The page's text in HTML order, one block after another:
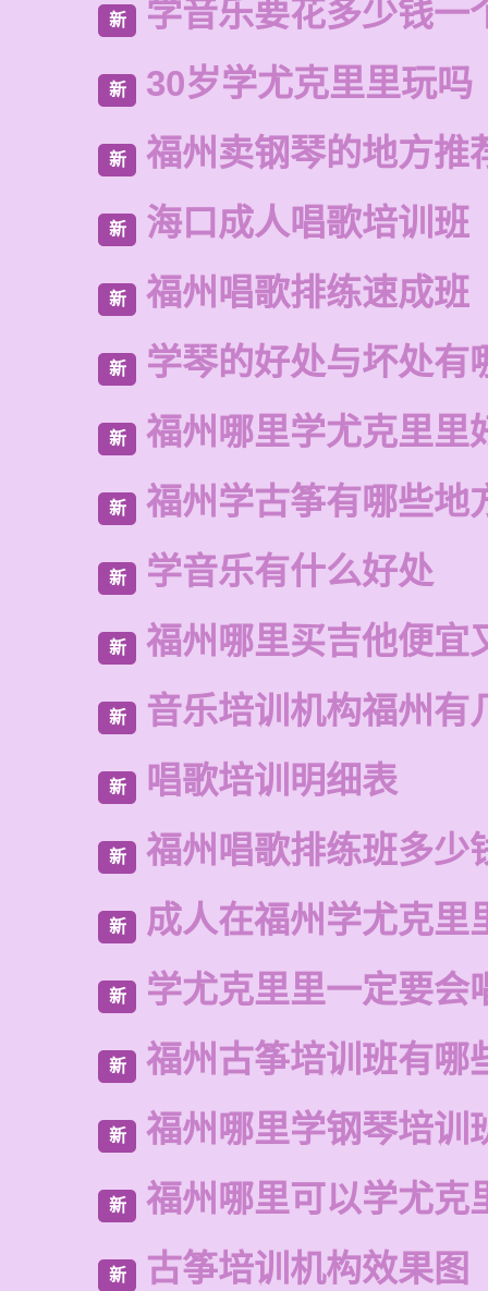
新 学音乐要花多少钱一
新 30岁学尤克里里玩吗
新 福州卖钢琴的地方推
新 海口成人唱歌培训班
新 福州唱歌排练速成班
新 学琴的好处与坏处有
新 福州哪里学尤克里里
新 福州学古筝有哪些地
新 学音乐有什么好处
新 福州哪里买吉他便宜
新 音乐培训机构福州有
新 唱歌培训明细表
新 福州唱歌排练班多少
新 成人在福州学尤克里
新 学尤克里里一定要会
新 福州古筝培训班有哪
新 福州哪里学钢琴培训
新 福州哪里可以学尤克
新 古筝培训机构效果图